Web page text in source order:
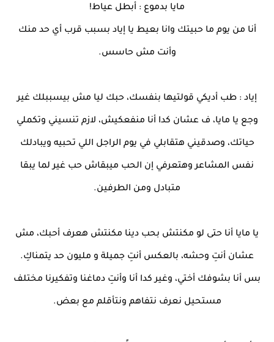
مايا بدموع : أبطل عياط!
أنا من يوم ما حبيتك وانا بعيط يا إياد بسبب قرب أي حد منك
وأنت مش حاسس.
إياد : طب أديكي قولتيها بنفسك، حبك ليا مش بيسببلك غير
وجع يا مايا، ف عشان كدا أنا منفعكيش، لازم تنسيني وتكملي
حياتك، وصدقيني هتقابلي في يوم الراجل اللي تحبيه ويبادلك
نفس المشاعر وهتعرفي إن الحب ميبقاش حب غير لما يبقا
متبادل ومن الطرفين.
يا مايا أنا حتى لو مكنتش بحب دينا مكنتش هعرف أحبك، مش
عشان أنتِ وحشه، بالعكس أنتِ جميلة و مليون حد يتمناكِ.
بس أنا بشوفك أختي، وغير كدا أنا وأنتِ دماغنا وتفكيرنا مختلف
مستحيل نعرف نتفاهم ونتأقلم مع بعض.